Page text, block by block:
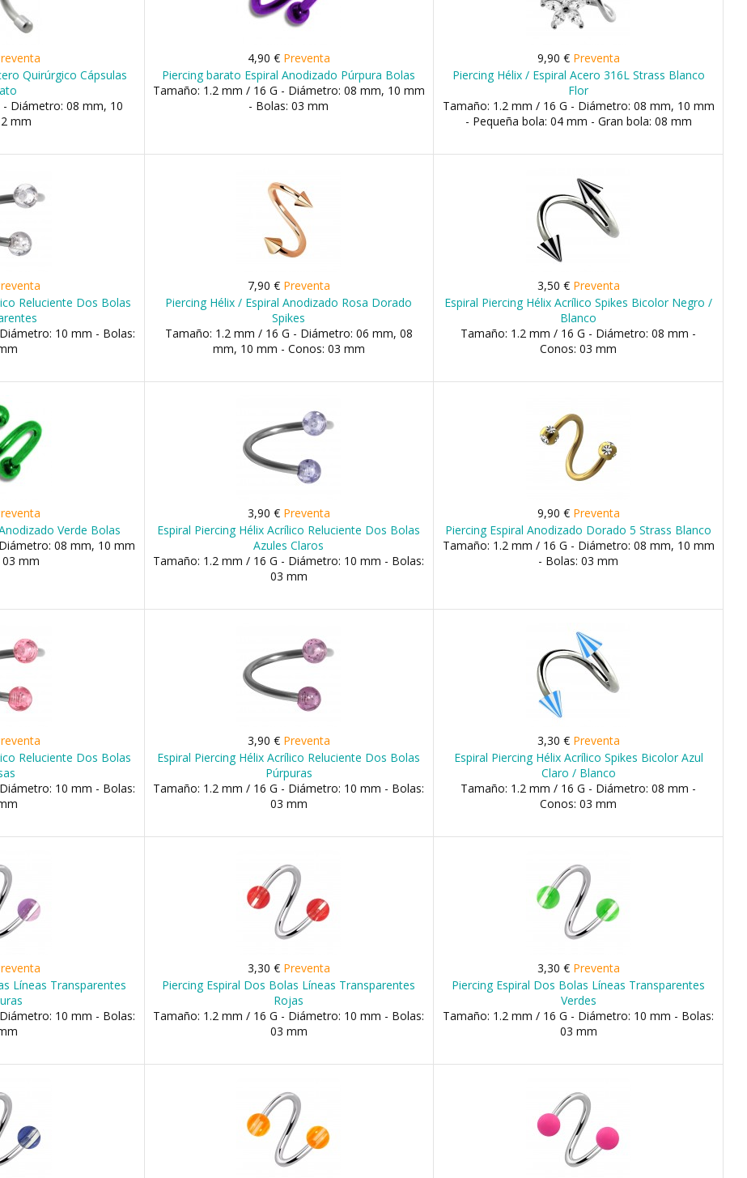
Quirúrgico Cápsulas
Diámetro: 08 mm, 10
mm
4,90 € Preventa
Piercing barato Espiral Anodizado Púrpura Bolas
Tamaño: 1.2 mm / 16 G - Diámetro: 08 mm, 10 mm
- Bolas: 03 mm
9,90 € Preventa
Piercing Hélix / Espiral Acero 316L Strass Blanco
Flor
Tamaño: 1.2 mm / 16 G - Diámetro: 08 mm, 10 mm
- Pequeña bola: 04 mm - Gran bola: 08 mm
Reluciente Dos Bolas
10 mm - Bolas:
7,90 € Preventa
Piercing Hélix / Espiral Anodizado Rosa Dorado
Spikes
Tamaño: 1.2 mm / 16 G - Diámetro: 06 mm, 08
mm, 10 mm - Conos: 03 mm
3,50 € Preventa
Espiral Piercing Hélix Acrílico Spikes Bicolor Negro /
Blanco
Tamaño: 1.2 mm / 16 G - Diámetro: 08 mm -
Conos: 03 mm
Verde Bolas
08 mm, 10 mm
03 mm
3,90 € Preventa
Espiral Piercing Hélix Acrílico Reluciente Dos Bolas
Azules Claros
Tamaño: 1.2 mm / 16 G - Diámetro: 10 mm - Bolas:
03 mm
9,90 € Preventa
Piercing Espiral Anodizado Dorado 5 Strass Blanco
Tamaño: 1.2 mm / 16 G - Diámetro: 08 mm, 10 mm
- Bolas: 03 mm
Reluciente Dos Bolas
10 mm - Bolas:
3,90 € Preventa
Espiral Piercing Hélix Acrílico Reluciente Dos Bolas
Púrpuras
Tamaño: 1.2 mm / 16 G - Diámetro: 10 mm - Bolas:
03 mm
3,30 € Preventa
Espiral Piercing Hélix Acrílico Spikes Bicolor Azul
Claro / Blanco
Tamaño: 1.2 mm / 16 G - Diámetro: 08 mm -
Conos: 03 mm
Líneas Transparentes
10 mm - Bolas:
3,30 € Preventa
Piercing Espiral Dos Bolas Líneas Transparentes
Rojas
Tamaño: 1.2 mm / 16 G - Diámetro: 10 mm - Bolas:
03 mm
3,30 € Preventa
Piercing Espiral Dos Bolas Líneas Transparentes
Verdes
Tamaño: 1.2 mm / 16 G - Diámetro: 10 mm - Bolas:
03 mm